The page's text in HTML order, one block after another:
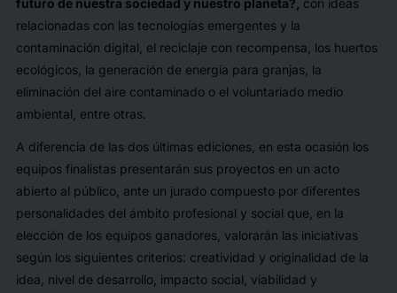
futuro de nuestra sociedad y nuestro planeta?, con ideas
relacionadas con las tecnologías emergentes y la
contaminación digital, el reciclaje con recompensa, los huertos
ecológicos, la generación de energía para granjas, la
eliminación del aire contaminado o el voluntariado medio
ambiental, entre otras.
A diferencia de las dos últimas ediciones, en esta ocasión los
equipos finalistas presentarán sus proyectos en un acto
abierto al público, ante un jurado compuesto por diferentes
personalidades del ámbito profesional y social que, en la
elección de los equipos ganadores, valorarán las iniciativas
según los siguientes criterios: creatividad y originalidad de la
idea, nivel de desarrollo, impacto social, viabilidad y